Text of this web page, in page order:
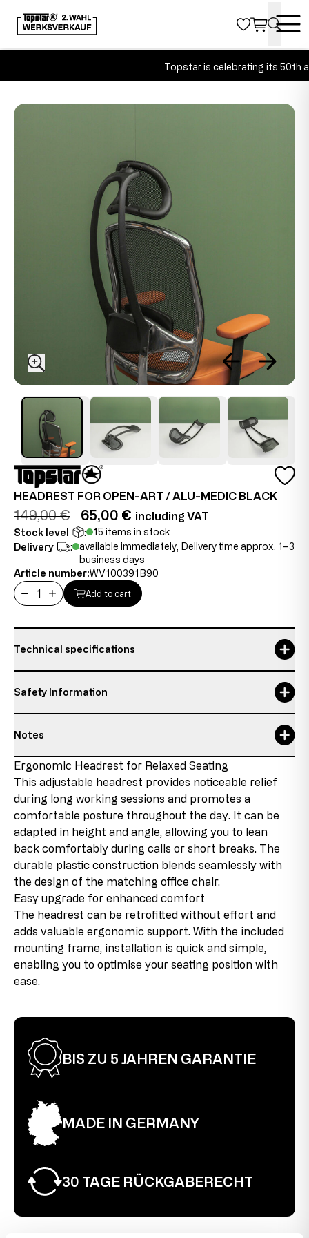
Topstar is celebrating its 50th
HEADREST FOR OPEN-ART / ALU-MEDIC BLACK
149,00 € 65,00 € including VAT
Stock level :
15 items in stock
Delivery
:
available immediately, Delivery time approx. 1–3
business days
Article number:WV100391B90
Add to cart
Technical specifications
Safety Information
Notes
Details about the condition of the item
New product with discontinued parts
This product is new, but contains parts that come from
remaining stock that will no longer be reproduced due
to changes in the product range or supplier changes.
These discontinued parts are used in the products,
which allows us to offer the product at favorable
conditions.
Second choice
This item has been used as a display model. There may
be slight assembly marks on the connecting pieces, but
these are barely visible when the product is assembled
and do not affect its functionality. The chair is fully
functional.
Ergonomic Headrest for Relaxed Seating
This adjustable headrest provides noticeable relief
during long working sessions and promotes a
comfortable posture throughout the day. It can be
adapted in height and angle, allowing you to lean
back comfortably during calls or short breaks. The
durable plastic construction blends seamlessly with
the design of the matching office chair.
Easy upgrade for enhanced comfort
The headrest can be retrofitted without effort and
adds valuable ergonomic support. With the included
mounting frame, installation is quick and simple,
enabling you to optimise your seating position with
ease.
BIS ZU 5 JAHREN GARANTIE
MADE IN GERMANY
30 TAGE RÜCKGABERECHT